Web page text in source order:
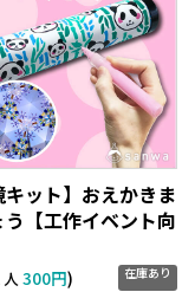
キット】おえかきま
う【工作イベント向
300円) 在庫あり